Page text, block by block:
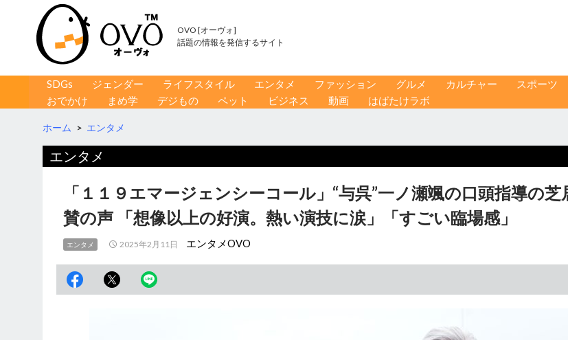
OVO [オーヴォ]
話題の情報を発信するサイト
コンテンツへ移動
SDGs ジェンダー ライフスタイル エンタメ ファッション グルメ カルチャー
スポーツ
おでかけ
まめ学 デジもの ペット ビジネス 動画 はばたけラボ
ホーム > エンタメ
エンタメ
「１１９エマージェンシーコール」“与呉”一ノ瀬颯の口頭指導の芝
賛の声 「想像以上の好演。熱い演技に涙」「すごい臨場感」
エンタメ 2025年2月11日 エンタメOVO